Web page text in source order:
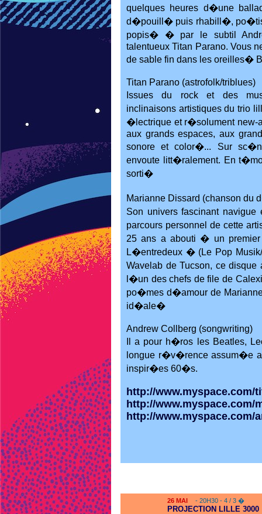
quelques heures d�une
d�pouill� puis rhabill�,
popis� � par le subtil
talentueux Titan Parano. Vous
de sable fin dans les oreilles�
Titan Parano (astrofolk/triblues)
Issues du rock et des
inclinaisons artistiques du trio
�lectrique et r�solument new-
aux grands espaces, aux
sonore et color�... Sur
envoute litt�ralement. En
sorti�
Marianne Dissard (chanson du
Son univers fascinant
parcours personnel de cette
25 ans a abouti � un
L�entredeux � (Le Pop
Wavelab de Tucson, ce
l�un des chefs de file de
po�mes d�amour de
id�ale�
Andrew Collberg (songwriting)
Il a pour h�ros les Beatles,
longue r�v�rence assum�e
inspir�es 60�s.
http://www.myspace.com/
http://www.myspace.com/
http://www.myspace.com/
26 MAI - 20H30 - 4 / 3 �
PROJECTION LILLE